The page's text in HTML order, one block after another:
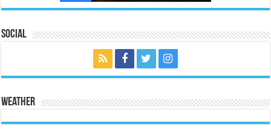
Social
Weather